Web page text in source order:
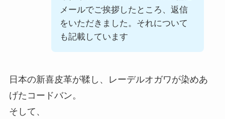
メールでご挨拶したところ、返信
をいただきました。それについて
も記載しています
日本の新喜皮革が鞣し、レーデルオガワが染めあ
げたコードバン。
そして、